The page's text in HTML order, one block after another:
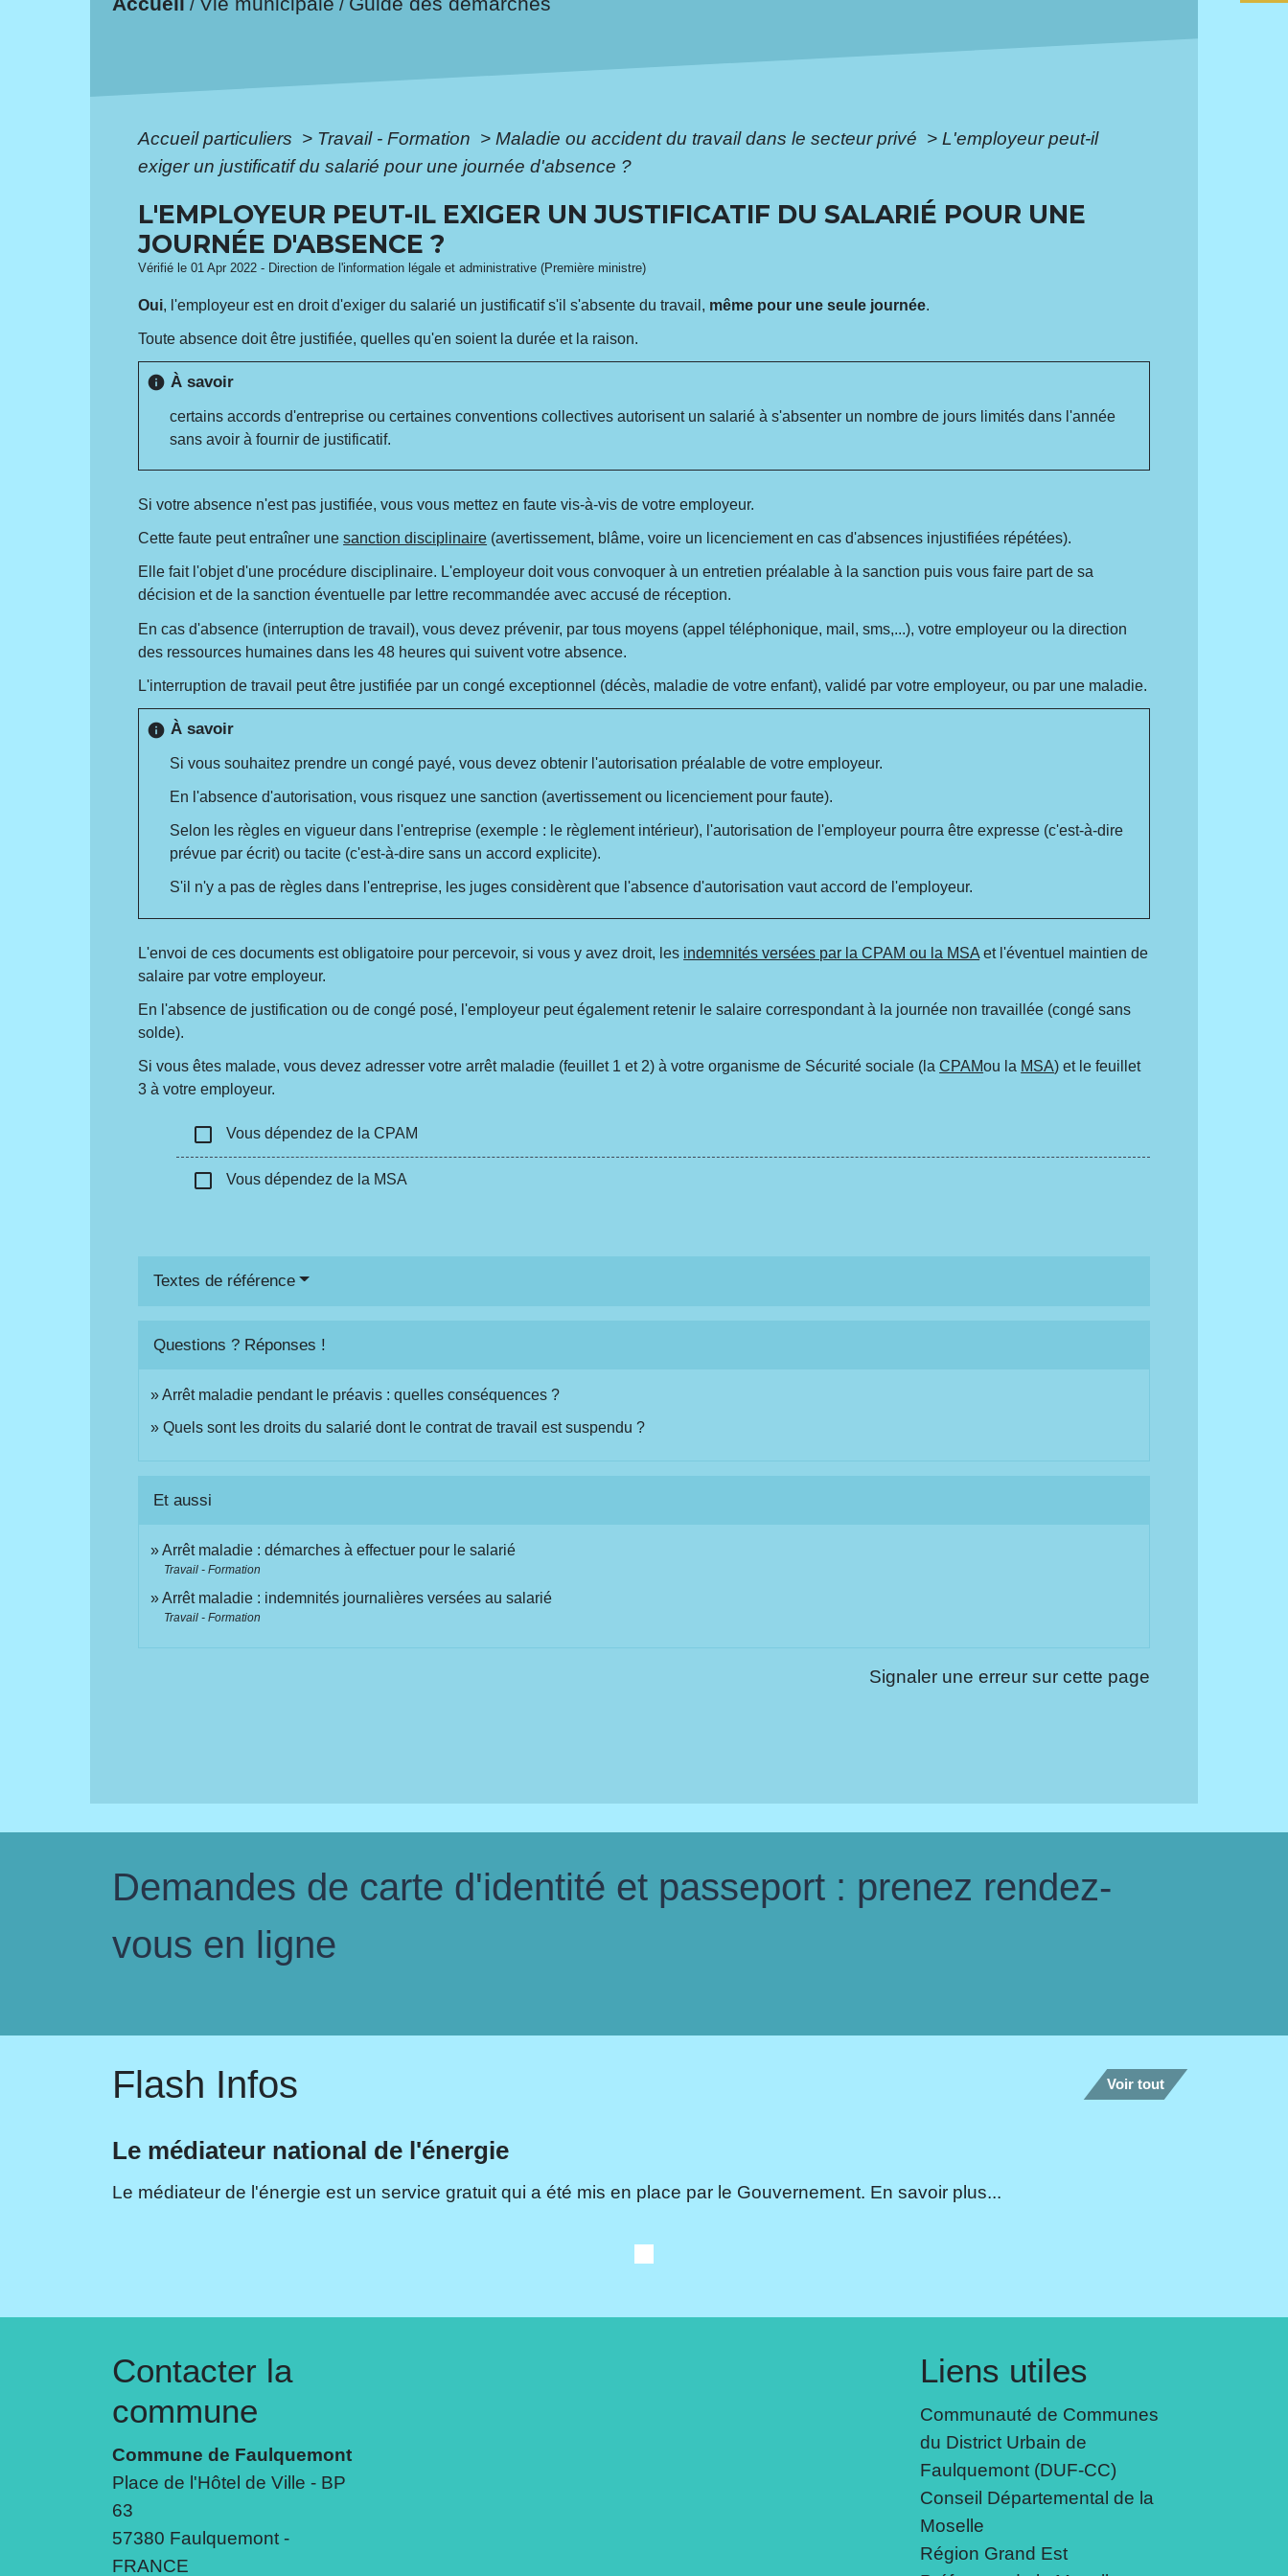
/ /
Accueil particuliers > Travail - Formation > Maladie ou accident du travail dans le secteur privé > L'employeur peut-il
exiger un justificatif du salarié pour une journée d'absence ?
L'EMPLOYEUR PEUT-IL EXIGER UN JUSTIFICATIF DU SALARIÉ POUR UNE
JOURNÉE D'ABSENCE ?
Vérifié le 01 Apr 2022 - Direction de l'information légale et administrative (Première ministre)
Oui, l'employeur est en droit d'exiger du salarié un justificatif s'il s'absente du travail, même pour une seule journée.
Toute absence doit être justifiée, quelles qu'en soient la durée et la raison.
info À savoir
certains accords d'entreprise ou certaines conventions collectives autorisent un salarié à s'absenter un nombre de jours limités dans l'année
sans avoir à fournir de justificatif.
Si votre absence n'est pas justifiée, vous vous mettez en faute vis-à-vis de votre employeur.
Cette faute peut entraîner unesanction disciplinaire (avertissement, blâme, voire un licenciement en cas d'absences injustifiées répétées).
Elle fait l'objet d'une procédure disciplinaire. L'employeur doit vous convoquer à un entretien préalable à la sanction puis vous faire part de sa
décision et de la sanction éventuelle par lettre recommandée avec accusé de réception.
En cas d'absence (interruption de travail), vous devez prévenir, par tous moyens (appel téléphonique, mail, sms,...), votre employeur ou la direction
des ressources humaines dans les 48 heures qui suivent votre absence.
L'interruption de travail peut être justifiée par un congé exceptionnel (décès, maladie de votre enfant), validé par votre employeur, ou par une maladie.
info À savoir
Si vous souhaitez prendre un congé payé, vous devez obtenir l'autorisation préalable de votre employeur.
En l'absence d'autorisation, vous risquez une sanction (avertissement ou licenciement pour faute).
Selon les règles en vigueur dans l'entreprise (exemple : le règlement intérieur), l'autorisation de l'employeur pourra être expresse (c'est-à-dire
prévue par écrit) ou tacite (c'est-à-dire sans un accord explicite).
S'il n'y a pas de règles dans l'entreprise, les juges considèrent que l'absence d'autorisation vaut accord de l'employeur.
L'envoi de ces documents est obligatoire pour percevoir, si vous y avez droit, les indemnités versées par la CPAM ou la MSA et l'éventuel maintien de
salaire par votre employeur.
En l'absence de justification ou de congé posé, l'employeur peut également retenir le salaire correspondant à la journée non travaillée (congé sans
solde).
Si vous êtes malade, vous devez adresser votre arrêt maladie (feuillet 1 et 2) à votre organisme de Sécurité sociale (laCPAMou la MSA) et le feuillet
3 à votre employeur.
check_box_outline_blank Vous dépendez de la CPAM
check_box_outline_blank Vous dépendez de la MSA
Textes de référence
Questions ? Réponses !
Arrêt maladie pendant le préavis : quelles conséquences ?
Quels sont les droits du salarié dont le contrat de travail est suspendu ?
Et aussi
Arrêt maladie : démarches à effectuer pour le salarié
Travail - Formation
Arrêt maladie : indemnités journalières versées au salarié
Travail - Formation
Signaler une erreur sur cette page
Demandes de carte d'identité et passeport : prenez rendez-
vous en ligne
Flash Infos Voir tout
Le médiateur national de l'énergie
Le médiateur de l'énergie est un service gratuit qui a été mis en place par le Gouvernement. En savoir plus...
Contacter la
commune
Commune de Faulquemont
Place de l'Hôtel de Ville - BP
63
57380 Faulquemont -
FRANCE
Liens utiles
Communauté de Communes
du District Urbain de
Faulquemont (DUF-CC)
Conseil Départemental de la
Moselle
Région Grand Est